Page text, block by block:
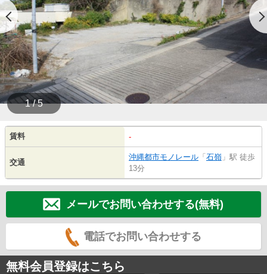
1 / 5
賃料 -
交通
沖縄都市モノレール 「 石嶺 」駅 徒歩
13分
メールでお問い合わせする(無料)
電話でお問い合わせする
無料会員登録はこちら